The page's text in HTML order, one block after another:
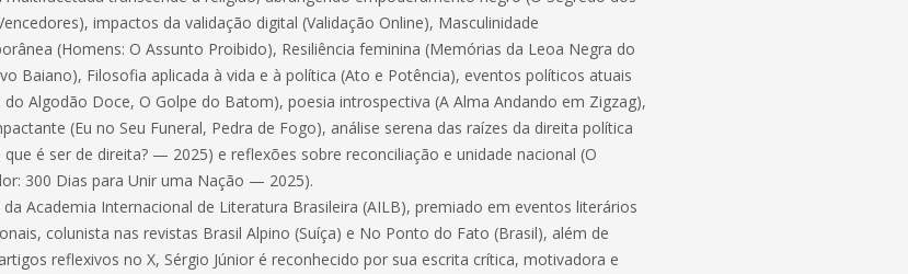
impactos da validação digital (Validação Online), Masculinidade
(Homens: O Assunto Proibido), Resiliência feminina (Memórias da Leoa Negra do
Baiano), Filosofia aplicada à vida e à política (Ato e Potência), eventos políticos atuais
do Algodão Doce, O Golpe do Batom), poesia introspectiva (A Alma Andando em Zigzag),
(Eu no Seu Funeral, Pedra de Fogo), análise serena das raízes da direita política
que é ser de direita? — 2025) e reflexões sobre reconciliação e unidade nacional (O
300 Dias para Unir uma Nação — 2025).
Academia Internacional de Literatura Brasileira (AILB), premiado em eventos literários
colunista nas revistas Brasil Alpino (Suíça) e No Ponto do Fato (Brasil), além de
reflexivos no X, Sérgio Júnior é reconhecido por sua escrita crítica, motivadora e